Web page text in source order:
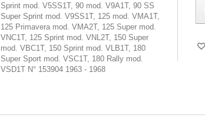
Sprint mod. V5SS1T, 90 mod. V9A1T, 90 SS
Super Sprint mod. V9SS1T, 125 mod. VMA1T,
125 Primavera mod. VMA2T, 125 Super mod.
VNC1T, 125 Sprint mod. VNL2T, 150 Super
mod. VBC1T, 150 Sprint mod. VLB1T, 180
Super Sport mod. VSC1T, 180 Rally mod.
VSD1T N° 153904 1963 - 1968